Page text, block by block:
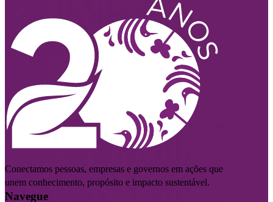
Conectamos pessoas, empresas e governos em ações que
unem conhecimento, propósito e impacto sustentável.
Navegue